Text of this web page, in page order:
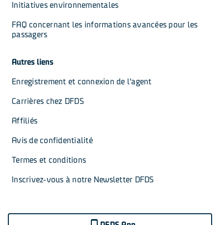
Initiatives environnementales
FAQ concernant les informations avancées pour les
passagers
Autres liens
Enregistrement et connexion de l'agent
Carrières chez DFDS
Affiliés
Avis de confidentialité
Termes et conditions
Inscrivez-vous à notre Newsletter DFDS